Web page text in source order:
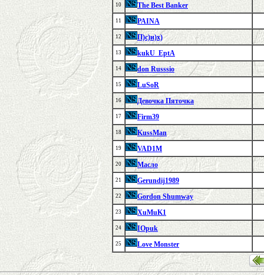
10 The Best Banker
11 PAINA
12 П)с)и)х)
13 kukU_EptA
14 don Russsio
15 LuSoR
16 Девочка Пяточка
17 Firm39
18 KussMan
19 VAD1M
20 Масло
21 Gerundij1989
22 Gordon Shumway
23 XuMuK1
24 IOpuk
25 Love Monster